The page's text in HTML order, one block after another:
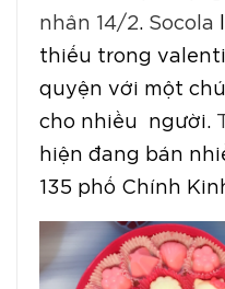
nhân 14/2. Socola
thiếu trong
quyện với một
cho nhiều người.
hiện đang bán
135 phố Chính